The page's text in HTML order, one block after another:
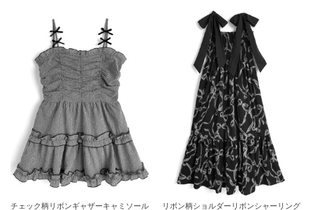
チェック柄リボンギャザーキャミソール
リボン柄ショルダーリボンシャーリング